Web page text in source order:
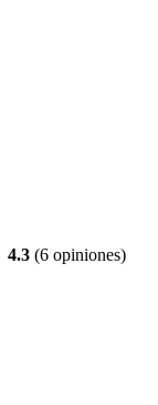
4.3 (6 opiniones)